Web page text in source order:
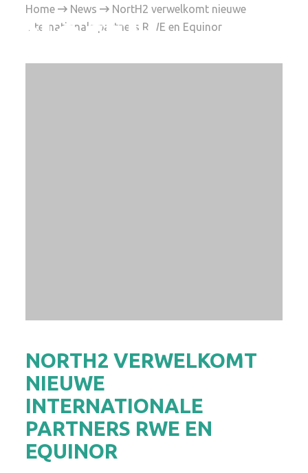
Home News  NortH2 verwelkomt nieuwe
internationale partners RWE en Equinor
NORTH2 VERWELKOMT
NIEUWE
INTERNATIONALE
PARTNERS RWE EN
EQUINOR